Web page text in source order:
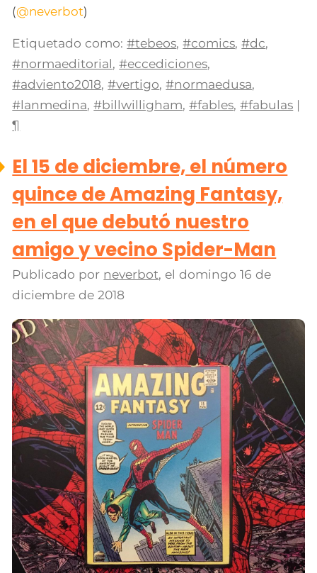
(@neverbot)
Etiquetado como: #tebeos,#comics,#dc,
#normaeditorial,#eccediciones,
#adviento2018,#vertigo,#normaedusa,
#lanmedina,#billwilligham,#fables,#fabulas |
¶
El 15 de diciembre, el número
quince de Amazing Fantasy,
en el que debutó nuestro
amigo y vecino Spider-Man
Publicado por neverbot, eldomingo 16 de
diciembre de 2018